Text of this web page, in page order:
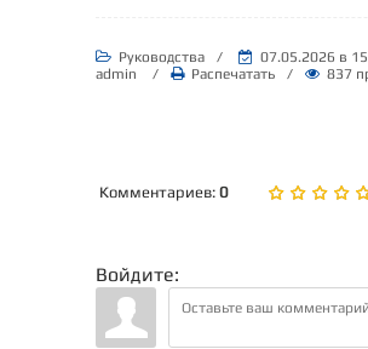
Руководства / 07.05.2026 в
admin
/ Распечатать / 837
Комментариев: 0
Войдите: